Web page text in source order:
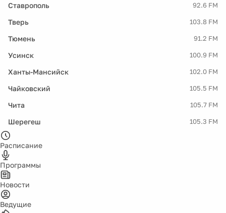
Ставрополь 92.6 FM
Тверь 103.8 FM
Тюмень 91.2 FM
Усинск 100.9 FM
Ханты-Мансийск 102.0 FM
Чайковский 105.5 FM
Чита 105.7 FM
Шерегеш 105.3 FM
Расписание
Программы
Новости
Ведущие